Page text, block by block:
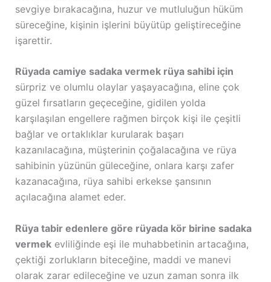
sevgiye bırakacağına, huzur ve mutluluğun hüküm
süreceğine, kişinin işlerini büyütüp geliştireceğine
işarettir.
Rüyada camiye sadaka vermek rüya sahibi için
sürpriz ve olumlu olaylar yaşayacağına, eline çok
güzel fırsatların geçeceğine, gidilen yolda
karşılaşılan engellere rağmen birçok kişi ile çeşitli
bağlar ve ortaklıklar kurularak başarı
kazanılacağına, müşterinin çoğalacağına ve rüya
sahibinin yüzünün güleceğine, onlara karşı zafer
kazanacağına, rüya sahibi erkekse şansının
açılacağına alamet eder.
Rüya tabir edenlere göre rüyada kör birine sadaka
vermekevliliğinde eşi ile muhabbetinin artacağına,
çektiği zorlukların biteceğine, maddi ve manevi
olarak zarar edileceğine ve uzun zaman sonra ilk